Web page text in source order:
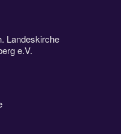
Landeskirche
e.V.